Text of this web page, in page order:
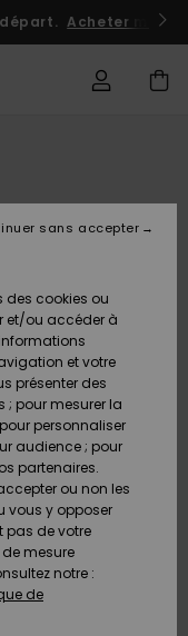
Acheter
des cookies ou
et/ou accéder à
et votre
présenter des
pour mesurer la
personnaliser
audience ; pour
partenaires.
ou non les
vous y opposer
pas de votre
mesure
notre :
de
sans accepter